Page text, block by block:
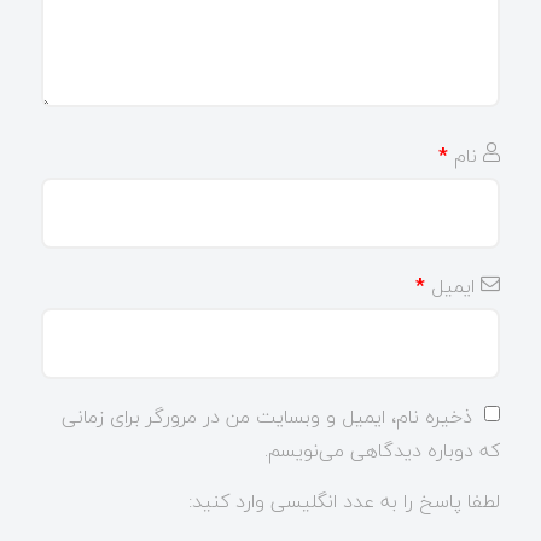
نام *
ایمیل *
ذخیره نام، ایمیل و وبسایت من در مرورگر برای زمانی
که دوباره دیدگاهی می‌نویسم.
لطفا پاسخ را به عدد انگلیسی وارد کنید: